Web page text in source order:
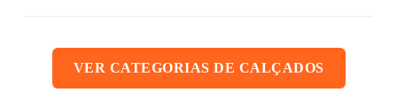
VER CATEGORIAS DE CALÇADOS